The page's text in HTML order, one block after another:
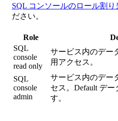
SQL コンソールのロール割り
ださい。
Role
SQL
console
read only
サービス内のデー
用アクセス。
SQL
console
admin
サービス内のデー
セス。Default デ
す。